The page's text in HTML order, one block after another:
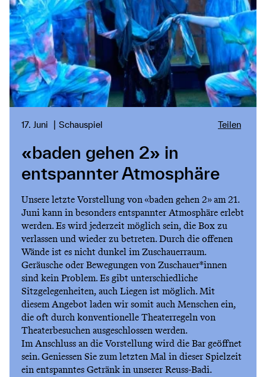
17. Juni Schauspiel Teilen
«baden gehen 2» in
entspannter Atmosphäre
Unsere letzte Vorstellung von «baden gehen 2» am 21.
Juni kann in besonders entspannter Atmosphäre erlebt
werden. Es wird jederzeit möglich sein, die Box zu
verlassen und wieder zu betreten. Durch die offenen
Wände ist es nicht dunkel im Zuschauerraum.
Geräusche oder Bewegungen von Zuschauer*innen
sind kein Problem. Es gibt unterschiedliche
Sitzgelegenheiten, auch Liegen ist möglich. Mit
diesem Angebot laden wir somit auch Menschen ein,
die oft durch konventionelle Theaterregeln von
Theaterbesuchen ausgeschlossen werden.
Im Anschluss an die Vorstellung wird die Bar geöffnet
sein. Geniessen Sie zum letzten Mal in dieser Spielzeit
ein entspanntes Getränk in unserer Reuss-Badi.